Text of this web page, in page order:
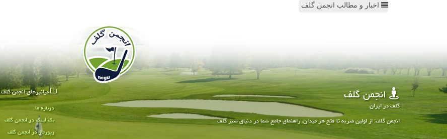
اخبار و مطالب انجمن گلف
انجمن گلف
گلف در ایران
انجمن گلف: از اولین ضربه تا فتح هر میدان، راهنمای جامع شما در دنیای سبز گلف
میانبرهای انجمن گلف
درباره ما
بک لینک در انجمن گلف
رپورتاژ در انجمن گلف